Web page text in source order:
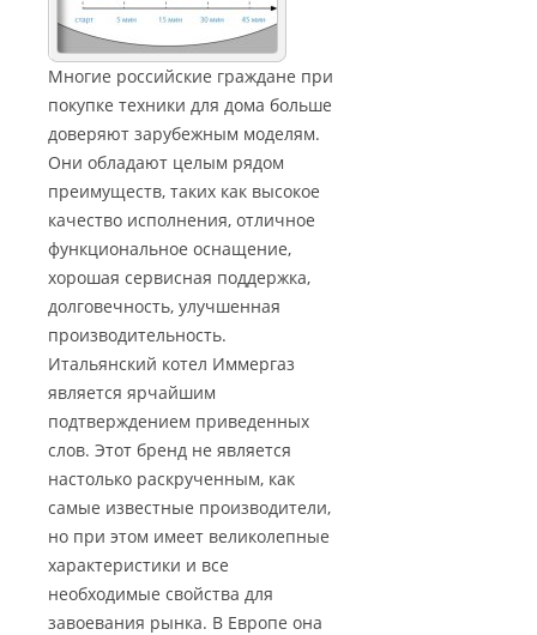
Многие российские граждане при
покупке техники для дома больше
доверяют зарубежным моделям.
Они обладают целым рядом
преимуществ, таких как высокое
качество исполнения, отличное
функциональное оснащение,
хорошая сервисная поддержка,
долговечность, улучшенная
производительность.
Итальянский котел Иммергаз
является ярчайшим
подтверждением приведенных
слов. Этот бренд не является
настолько раскрученным, как
самые известные производители,
но при этом имеет великолепные
характеристики и все
необходимые свойства для
завоевания рынка. В Европе она